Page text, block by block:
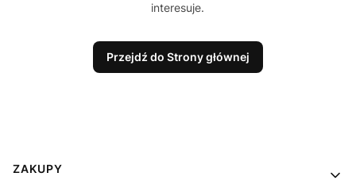
interesuje.
Przejdź do Strony głównej
Linki w stopce
ZAKUPY